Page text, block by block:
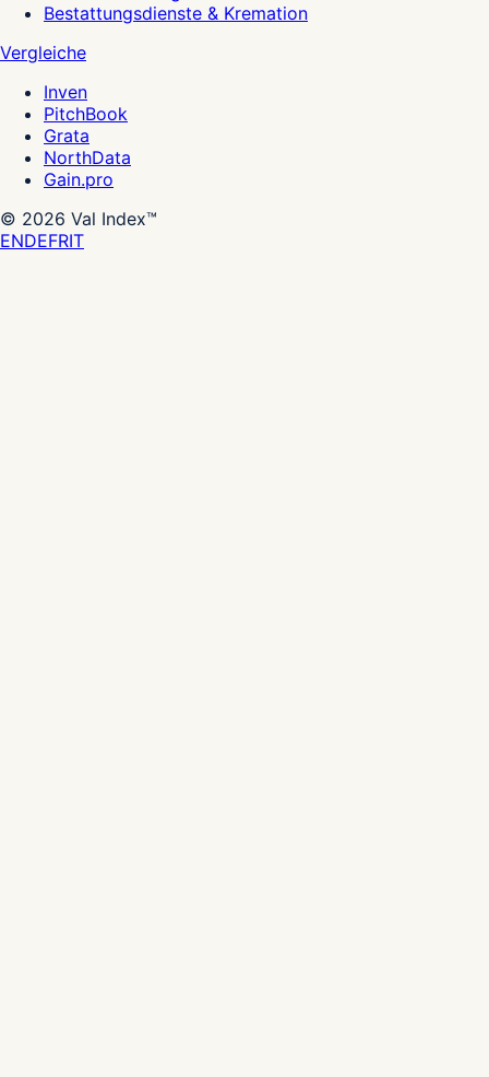
Bestattungsdienste & Kremation
Vergleiche
Inven
PitchBook
Grata
NorthData
Gain.pro
© 2026 Val Index™
ENDEFRIT